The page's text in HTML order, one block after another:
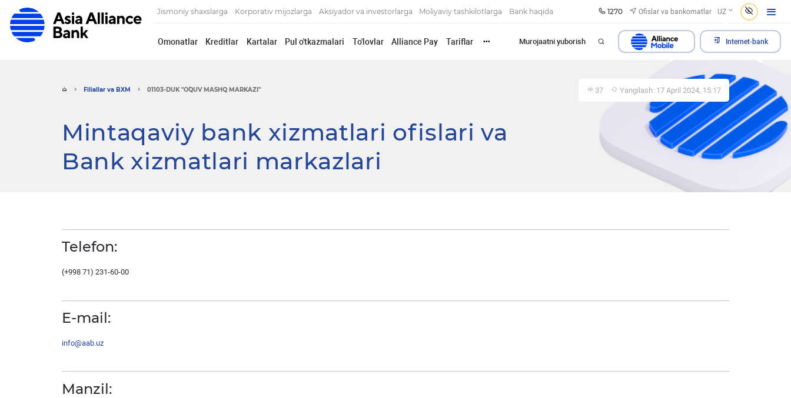
Jismoniy shaxslarga Korporativ mijozlarga Aksiyador va investorlarga Moliyaviy tashkilotlarga Bank haqida 1270 Ofislar va bankomatlar UZ
Omonatlar Kreditlar Kartalar Pul o'tkazmalari To'lovlar Alliance Pay Tariflar ••• Murojaatni yuborish Internet-bank
Filiallar va BXM 01103-DUK "O`QUV MASHQ MARKAZI" 37 Yangilash: 17 April 2024, 15:17
Mintaqaviy bank xizmatlari ofislari va
Bank xizmatlari markazlari
Telefon:
(+998 71) 231-60-00
E-mail:
info@aab.uz
Manzil: